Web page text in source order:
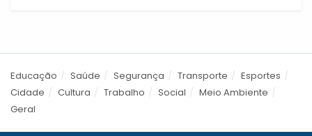
Educação Saúde Segurança Transporte
Esportes
Cidade
Cultura Trabalho Social
Meio Ambiente
Geral